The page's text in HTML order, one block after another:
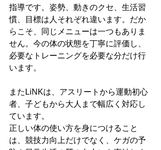
指導です。姿勢、動きのクセ、生活習
慣、目標は人それぞれ違います。だか
らこそ、同じメニューは一つもありま
せん。今の体の状態を丁寧に評価し、
必要なトレーニングを必要な分だけ行
います。
またLiNKは、アスリートから運動初心
者、子どもから大人まで幅広く対応し
ています。
正しい体の使い方を身につけること
は、競技力向上だけでなく、ケガの予